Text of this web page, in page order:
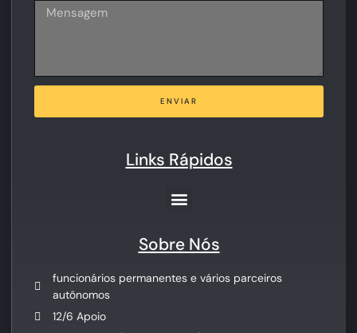
ENVIAR
Links Rápidos
Sobre Nós
funcionários permanentes e vários parceiros
autônomos
12/6 Apoio